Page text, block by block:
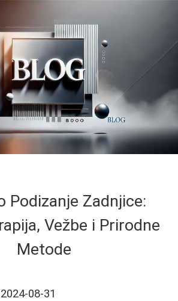
Podizanje Zadnjice:
Vežbe i Prirodne
Metode
2024-08-31